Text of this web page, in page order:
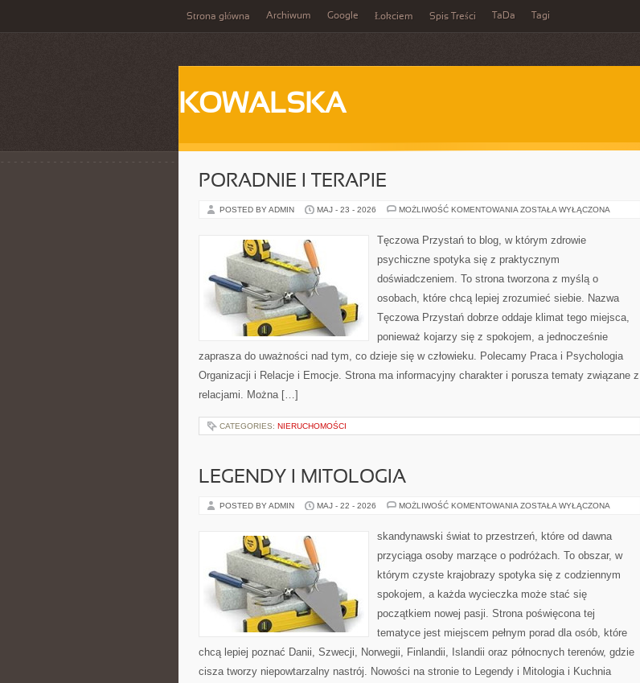
Strona główna Archiwum Google Łokciem Spis Treści TaDa Tagi
KOWALSKA
PORADNIE I TERAPIE
POSTED BY ADMIN MAJ - 23 - 2026 MOŻLIWOŚĆ KOMENTOWANIA PORADNIE
ZOSTAŁA WYŁĄCZONA
Tęczowa Przystań to blog, w którym zdrowie
psychiczne spotyka się z praktycznym
doświadczeniem. To strona tworzona z myślą o
osobach, które chcą lepiej zrozumieć siebie. Nazwa
Tęczowa Przystań dobrze oddaje klimat tego miejsca,
ponieważ kojarzy się z spokojem, a jednocześnie
zaprasza do uważności nad tym, co dzieje się w człowieku. Polecamy Praca i Psychologia
Organizacji i Relacje i Emocje. Strona ma informacyjny charakter i porusza tematy związane z
relacjami. Można […]
CATEGORIES: NIERUCHOMOŚCI
LEGENDY I MITOLOGIA
POSTED BY ADMIN MAJ - 22 - 2026 MOŻLIWOŚĆ KOMENTOWANIA LEGENDY
ZOSTAŁA WYŁĄCZONA
skandynawski świat to przestrzeń, które od dawna
przyciąga osoby marzące o podróżach. To obszar, w
którym czyste krajobrazy spotyka się z codziennym
spokojem, a każda wycieczka może stać się
początkiem nowej pasji. Strona poświęcona tej
tematyce jest miejscem pełnym porad dla osób, które
chcą lepiej poznać Danii, Szwecji, Norwegii, Finlandii, Islandii oraz północnych terenów, gdzie
cisza tworzy niepowtarzalny nastrój. Nowości na stronie to Legendy i Mitologia i Kuchnia